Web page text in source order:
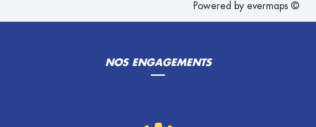
Powered by evermaps ©
NOS ENGAGEMENTS